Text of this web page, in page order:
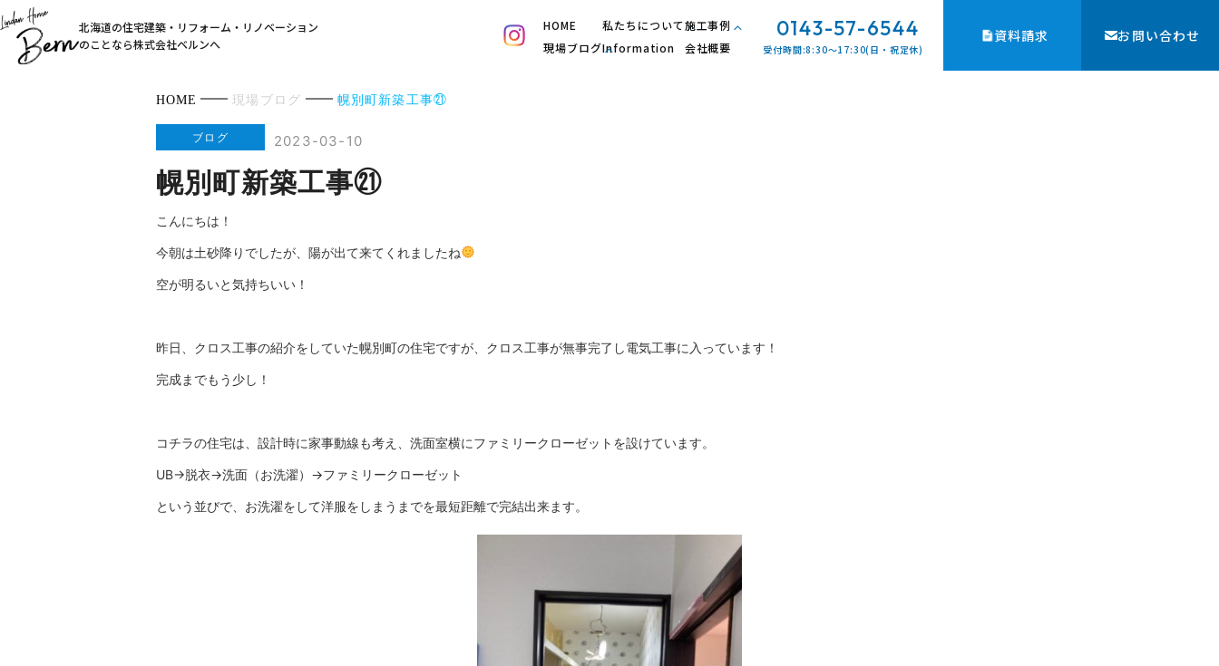
北海道の住宅建築・リフォーム・リノベーション
のことなら株式会社ベルンへ
HOME
現場ブログ
私たちについて
Information
施工事例
会社概要
0143-57-6544
受付時間:8:30〜17:30(日・祝定休)
資料請求 お問い合わせ
HOME 現場ブログ 幌別町新築工事㉑
ブログ 2023-03-10
幌別町新築工事㉑
こんにちは！
今朝は土砂降りでしたが、陽が出て来てくれましたね
空が明るいと気持ちいい！
昨日、クロス工事の紹介をしていた幌別町の住宅ですが、クロス工事が無事完了し電気工事に入っています！
完成までもう少し！
コチラの住宅は、設計時に家事動線も考え、洗面室横にファミリークローゼットを設けています。
UB→脱衣→洗面（お洗濯）→ファミリークローゼット
という並びで、お洗濯をして洋服をしまうまでを最短距離で完結出来ます。